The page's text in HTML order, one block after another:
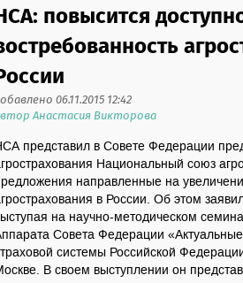
повысится
06.11.2015 12:42
Анастасия Викторова
представил в Совете Федерации
Национальный союз
направленные на
в России. Об этом
на научно-методическом
Совета Федерации
системы Российской
В своем выступлении он